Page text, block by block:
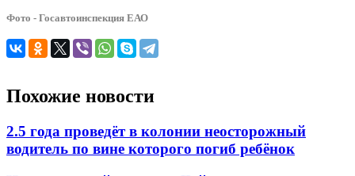
Фото - Госавтоинспекция ЕАО
Похожие новости
2.5 года проведёт в колонии неосторожный
водитель по вине которого погиб ребёнок